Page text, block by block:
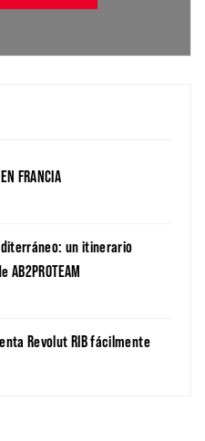
FRANCIA
un itinerario
Revolut RIB fácilmente